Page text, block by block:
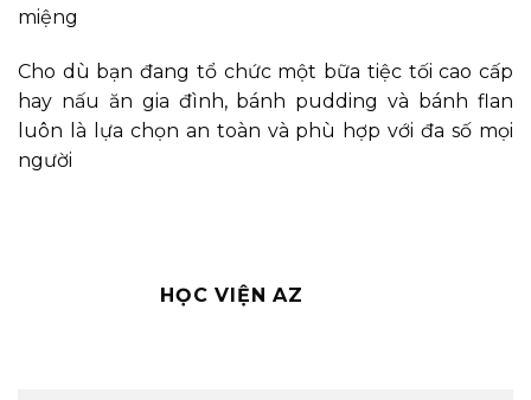
miệng
Cho dù bạn đang tổ chức một bữa tiệc tối cao cấp
hay nấu ăn gia đình, bánh pudding và bánh flan
luôn là lựa chọn an toàn và phù hợp với đa số mọi
người
HỌC VIỆN AZ